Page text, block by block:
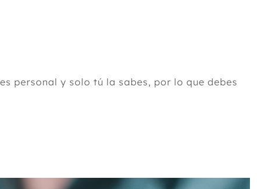
personal y solo tú la sabes, por lo que debes